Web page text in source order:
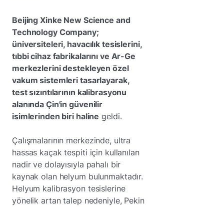
Beijing Xinke New Science and
Technology Company;
üniversiteleri, havacılık tesislerini,
tıbbi cihaz fabrikalarını ve Ar-Ge
merkezlerini destekleyen özel
vakum sistemleri tasarlayarak,
test sızıntılarının kalibrasyonu
alanında Çin'in güvenilir
isimlerinden biri haline geldi.
Çalışmalarının merkezinde, ultra
hassas kaçak tespiti için kullanılan
nadir ve dolayısıyla pahalı bir
kaynak olan helyum bulunmaktadır.
Helyum kalibrasyon tesislerine
yönelik artan talep nedeniyle, Pekin